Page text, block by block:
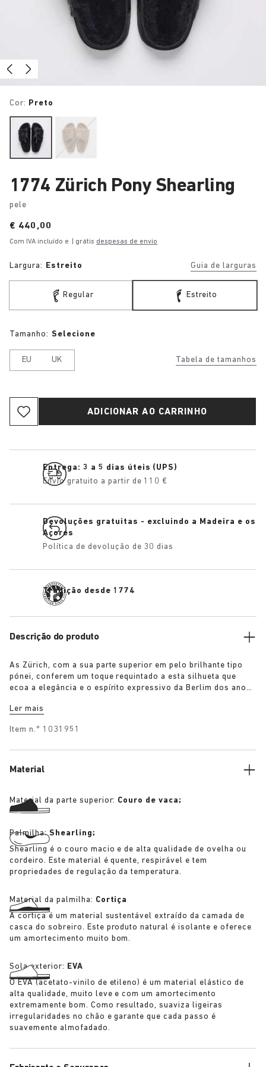
Cor: Preto
1774 Zürich Pony Shearling
pele
Price:
€ 440,00
Com IVA incluído e | grátis despesas de envio
Largura: Estreito Guia de larguras
Regular Estreito
Tabela de tamanhos
Tamanho: Selecione
EU UK
ADICIONAR AO CARRINHO
Entrega: 3 a 5 dias úteis (UPS)
Envio gratuito a partir de 110 €
Devoluções gratuitas - excluindo a Madeira e os
Açores
Política de devolução de 30 dias
Tradição desde 1774
Descrição do produto
As Zürich, com a sua parte superior em pelo brilhante tipo
pónei, conferem um toque requintado a esta silhueta que
ecoa a elegância e o espírito expressivo da Berlim dos anos
silhueta reinventada dá um toque acolhedor a um clássico
Ler mais
Item n.º 1031951
Material
Material da parte superior: Couro de vaca;
Palmilha:Shearling;
Shearling é o couro macio e de alta qualidade de ovelha ou
cordeiro. Este material é quente, respirável e tem
propriedades de regulação da temperatura.
Material da palmilha: Cortiça
A cortiça é um material sustentável extraído da camada de
casca do sobreiro. Este produto natural é isolante e oferece
um amortecimento muito bom.
Sola exterior: EVA
O EVA (acetato-vinilo de etileno) é um material elástico de
alta qualidade, muito leve e com um amortecimento
extremamente bom. Como resultado, suaviza ligeiras
irregularidades no chão e garante que cada passo é
suavemente almofadado.